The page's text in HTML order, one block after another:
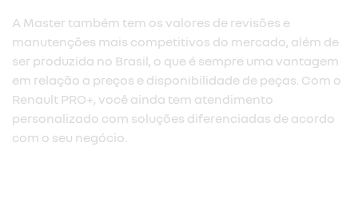
A Master também tem os valores de revisões e
manutenções mais competitivos do mercado, além de
ser produzida no Brasil, o que é sempre uma vantagem
em relação a preços e disponibilidade de peças. Com o
Renault PRO+, você ainda tem atendimento
personalizado com soluções diferenciadas de acordo
com o seu negócio.